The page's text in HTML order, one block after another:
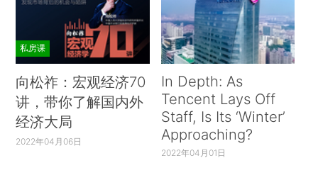
私房课
向松祚：宏观经济70
讲，带你了解国内外
经济大局
2022年04月06日
In Depth: As
Tencent Lays Off
Staff, Is Its ‘Winter’
Approaching?
2022年04月01日